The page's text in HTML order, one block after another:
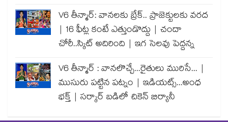
V6 తీన్మార్: వానలకు బ్రేక్.. ప్రాజెక్టులకు వరద
| 16 ఫీట్ల కంటే ఎత్తుండొద్దు | చందా
చోరీ..స్కిట్ అదిరింది | ఇగ సెలవు పెద్దన్న
V6 తీన్మార్ : వానలొచ్చే...రైతులు మురిసే... |
ముసురు పట్టిన పట్నం | ఇడియట్స్...అంధ
భక్త్ | సర్కార్ బడిలో చికెన్ బిర్యానీ